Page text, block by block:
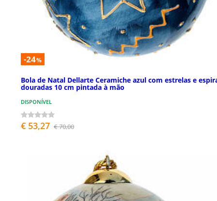
-24%
Bola de Natal Dellarte Ceramiche azul com estrelas e
douradas 10 cm pintada à mão
DISPONÍVEL
€ 53,27 € 70,00